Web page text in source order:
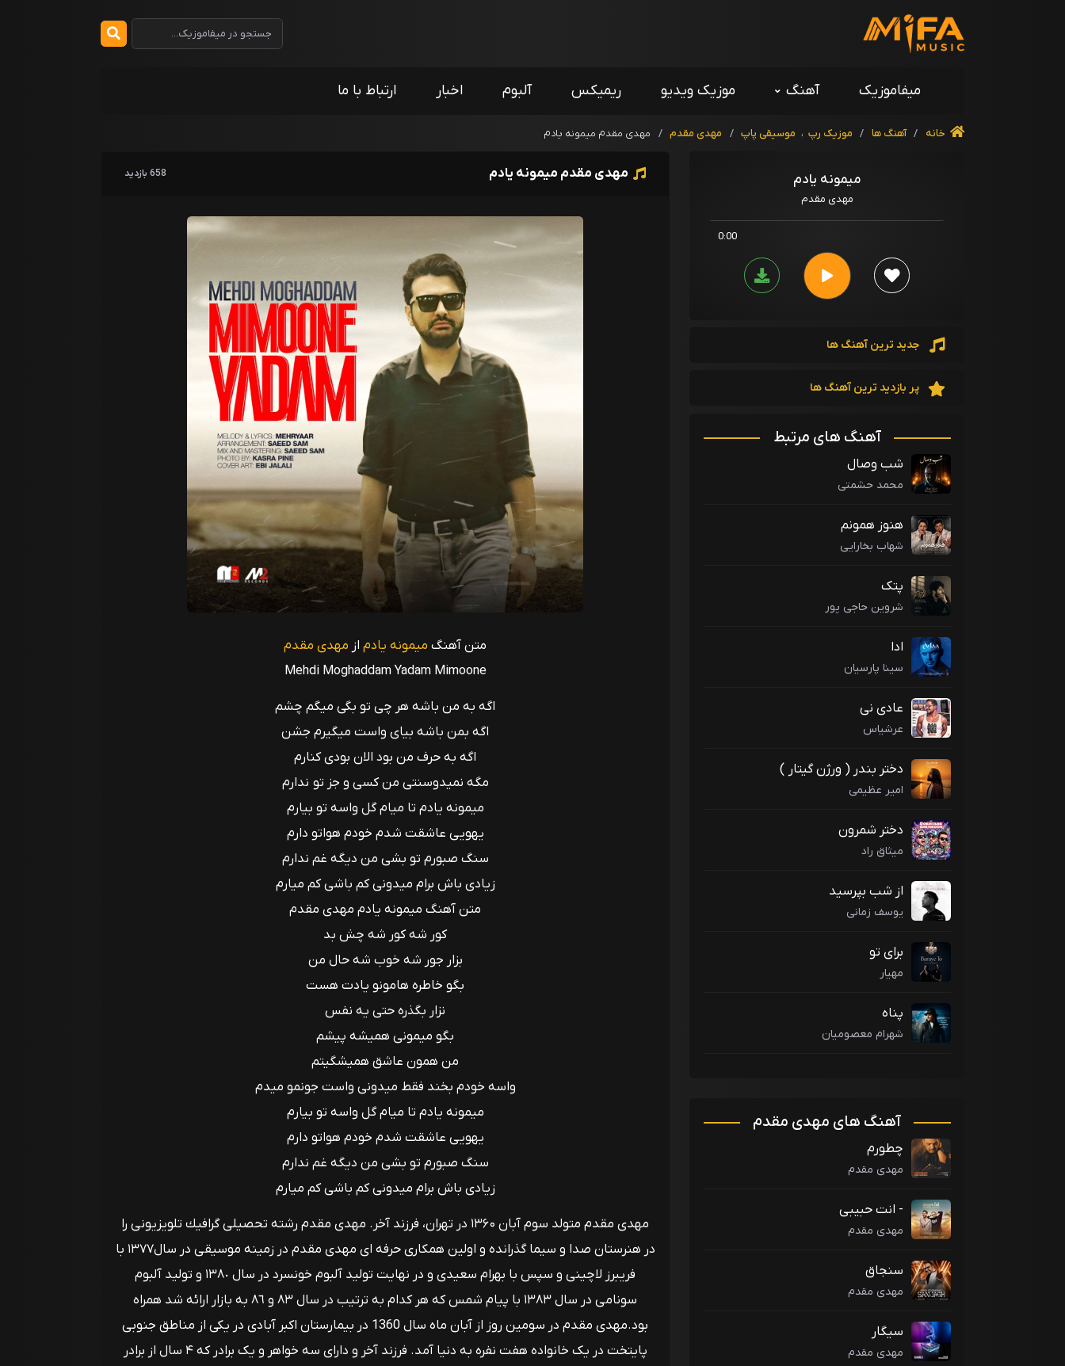
میفاموزیک آهنگ موزیک ویدیو ریمیکس آلبوم اخبار ارتباط با ما
خانه / آهنگ ها / موزیک رپ ، موسیقی پاپ / مهدی مقدم / مهدی مقدم میمونه یادم
میمونه یادم
مهدی مقدم
0:00
جدید ترین آهنگ ها
پر بازدید ترین آهنگ ها
آهنگ های مرتبط
شب وصال
محمد حشمتی
هنوز همونم
شهاب بخارایی
پتک
شروین حاجی پور
ادا
سینا پارسیان
عادی نی
عرشیاس
دختر بندر ( ورژن گیتار )
امیر عظیمی
دختر شمرون
میثاق راد
از شب بپرسید
یوسف زمانی
برای تو
مهیار
پناه
شهرام معصومیان
آهنگ های مهدی مقدم
چطورم
مهدی مقدم
- انت حبیبی
مهدی مقدم
سنجاق
مهدی مقدم
سیگار
مهدی مقدم
مهدی مقدم میمونه یادم 658 بازدید
متن آهنگ میمونه یادماز مهدی مقدم
Mehdi Moghaddam Yadam Mimoone
اگه به من باشه هر چی تو بگی میگم چشم
اگه بمن باشه بیای واست میگیرم جشن
اگه به حرف من بود الان بودی کنارم
مگه نمیدوسنتی من کسی و جز تو ندارم
میمونه یادم تا میام گل واسه تو بیارم
یهویی عاشقت شدم خودم هواتو دارم
سنگ صبورم تو بشی من دیگه غم ندارم
زیادی باش برام میدونی کم باشی کم میارم
متن آهنگ میمونه یادم مهدی مقدم
کور شه کور شه چش بد
بزار جور شه خوب شه حال من
بگو خاطره هامونو یادت هست
نزار بگذره حتی یه نفس
بگو میمونی همیشه پیشم
من همون عاشق همیشگیتم
واسه خودم بخند فقط میدونی واست جونمو میدم
میمونه یادم تا میام گل واسه تو بیارم
یهویی عاشقت شدم خودم هواتو دارم
سنگ صبورم تو بشی من دیگه غم ندارم
زیادی باش برام میدونی کم باشی کم میارم
مهدى مقدم متولد سوم آبان ۱۳۶۰ در تهران، فرزند آخر. مهدى مقدم رشته تحصيلى گرافيك تلویزيونى را
در هنرستان صدا و سيما گذرانده و اولين همكارى حرفه اى مهدی مقدم در زمينه موسيقى در سال١٣٧٧ با
فریبرز لاچینی و سپس با بهرام سعيدى و در نهايت توليد آلبوم خونسرد در سال ١٣٨٠ و توليد آلبوم
سونامى در سال ١٣٨٣ با پيام شمس كه هر كدام به ترتيب در سال ٨٣ و ٨٦ به بازار ارائه شد همراه
بود.مهدی مقدم در سومین روز از آبان ماه سال 1360 در بیمارستان اکبر آبادی در یکی از مناطق جنوبی
پایتخت در یک خانواده هفت نفره به دنیا آمد. فرزند آخر و دارای سه خواهر و یک برادر كه ۴ سال از برادر